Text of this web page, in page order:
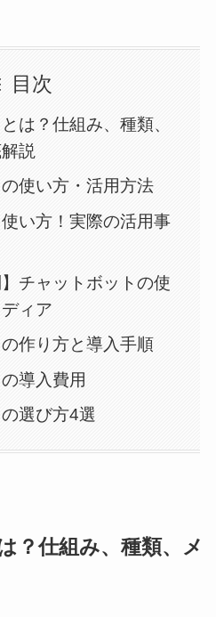
目次
は？仕組み、種類、
説
使い方・活用方法
い方！実際の活用事
】チャットボットの使
ィア
作り方と導入手順
導入費用
選び方4選
？仕組み、種類、メ